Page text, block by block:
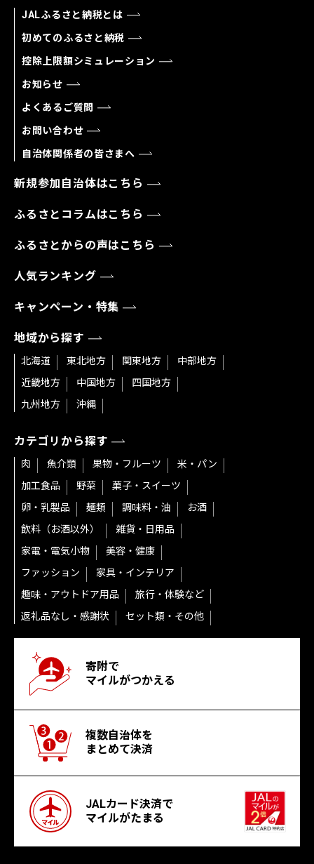
JALふるさと納税とは
初めてのふるさと納税
控除上限額シミュレーション
お知らせ
よくあるご質問
お問い合わせ
自治体関係者の皆さまへ
新規参加自治体はこちら
ふるさとコラムはこちら
ふるさとからの声はこちら
人気ランキング
キャンペーン・特集
地域から探す
北海道 東北地方 関東地方
中部地方
近畿地方
中国地方
四国地方
九州地方
沖縄
カテゴリから探す
肉 魚介類 果物・フルーツ
米・パン
加工食品
野菜
菓子・スイーツ
卵・乳製品
麺類 調味料・油
お酒
飲料（お酒以外）
雑貨・日用品
家電・電気小物
美容・健康
ファッション
家具・インテリア
趣味・アウトドア用品
旅行・体験など
返礼品なし・感謝状
セット類・その他
寄附で
マイルがつかえる
複数自治体を
まとめて決済
JALカード決済で
マイルがたまる